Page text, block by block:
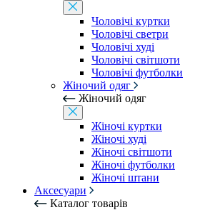
Чоловічі куртки
Чоловічі светри
Чоловічі худі
Чоловічі світшоти
Чоловічі футболки
Жіночий одяг
Жіночий одяг
Жіночі куртки
Жіночі худі
Жіночі світшоти
Жіночі футболки
Жіночі штани
Аксесуари
Каталог товарів